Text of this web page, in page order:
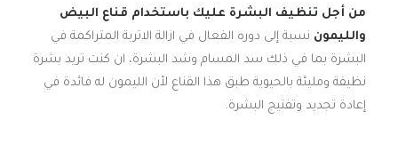
من أجل تنظيف البشرة عليك باستخدام قناع البيض
والليمون نسبة إلى دوره الفعال في ازالة الاتربة المتراكمة في
البشرة بما في ذلك سد المسام وشد البشرة، ان كنت تريد بشرة
نظيفة ومليئة بالحيوية طبق هذا القناع لأن الليمون له فائدة في
إعادة تجديد وتفتيج البشرة.